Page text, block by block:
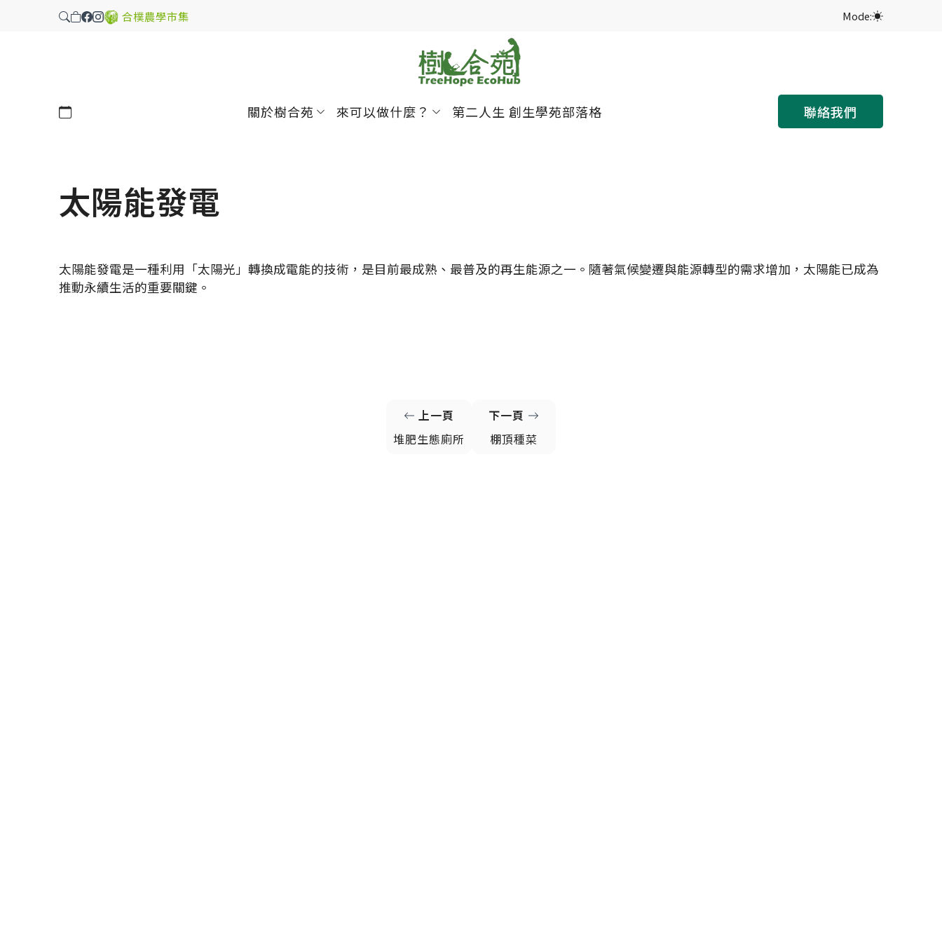
合樸農學市集 Mode:
行事曆 關於樹合苑 來可以做什麼？ 第二人生 創生學苑部落格 聯絡我們
太陽能發電
太陽能發電是一種利用「太陽光」轉換成電能的技術，是目前最成熟、最普及的再生能源之一。隨著氣候變遷與能源轉型的需求增加，太陽能已成為
推動永續生活的重要關鍵。
上一頁
堆肥生態廁所
下一頁
棚頂種菜